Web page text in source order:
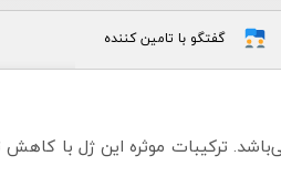
گفتگو با تامین کننده
ترکیبات موثره این ژل با